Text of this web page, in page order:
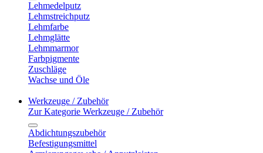
Lehmedelputz
Lehmstreichputz
Lehmfarbe
Lehmglätte
Lehmmarmor
Farbpigmente
Zuschläge
Wachse und Öle
Werkzeuge / Zubehör
Zur Kategorie Werkzeuge / Zubehör
Abdichtungszubehör
Befestigungsmittel